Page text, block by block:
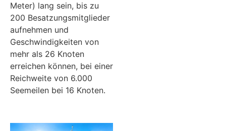
Meter) lang sein, bis zu
200 Besatzungsmitglieder
aufnehmen und
Geschwindigkeiten von
mehr als 26 Knoten
erreichen können, bei einer
Reichweite von 6.000
Seemeilen bei 16 Knoten.